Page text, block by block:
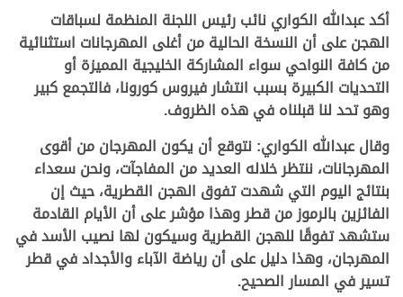
أكد عبدالله الكواري نائب رئيس اللجنة المنظمة لسباقات
الهجن على أن النسخة الحالية من أغلى المهرجانات استثنائية
من كافة النواحي سواء المشاركة الخليجية المميزة أو
التحديات الكبيرة بسبب انتشار فيروس كورونا، فالتجمع كبير
وهو تحد لنا قبلناه في هذه الظروف.
وقال عبدالله الكواري: نتوقع أن يكون المهرجان من أقوى
المهرجانات، ننتظر خلاله العديد من المفاجآت، ونحن سعداء
بنتائج اليوم التي شهدت تفوق الهجن القطرية، حيث إن
الفائزين بالرموز من قطر وهذا مؤشر على أن الأيام القادمة
ستشهد تفوقًا للهجن القطرية وسيكون لها نصيب الأسد في
المهرجان، وهذا دليل على أن رياضة الآباء والأجداد في قطر
تسير في المسار الصحيح.